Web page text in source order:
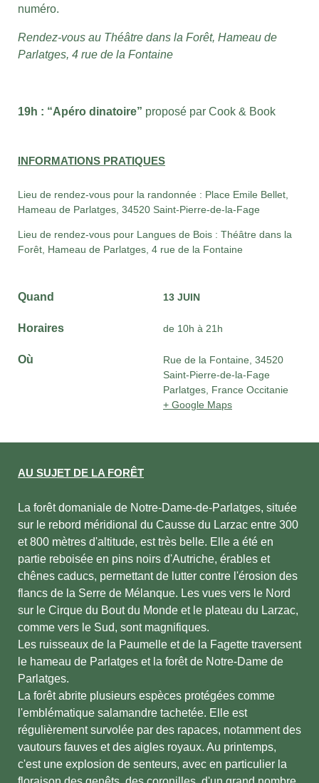
numéro.
Rendez-vous au Théâtre dans la Forêt, Hameau de
Parlatges, 4 rue de la Fontaine
19h : “Apéro dinatoire” proposé par Cook & Book
INFORMATIONS PRATIQUES
Lieu de rendez-vous pour la randonnée : Place Emile Bellet,
Hameau de Parlatges, 34520 Saint-Pierre-de-la-Fage
Lieu de rendez-vous pour Langues de Bois : Théâtre dans la
Forêt, Hameau de Parlatges, 4 rue de la Fontaine
Quand 13 JUIN
Horaires de 10h à 21h
Où
Rue de la Fontaine, 34520
Saint-Pierre-de-la-Fage
Parlatges, France Occitanie
+ Google Maps
AU SUJET DE LA FORÊT
La forêt domaniale de Notre-Dame-de-Parlatges, située
sur le rebord méridional du Causse du Larzac entre 300
et 800 mètres d'altitude, est très belle. Elle a été en
partie reboisée en pins noirs d'Autriche, érables et
chênes caducs, permettant de lutter contre l'érosion des
flancs de la Serre de Mélanque. Les vues vers le Nord
sur le Cirque du Bout du Monde et le plateau du Larzac,
comme vers le Sud, sont magnifiques.
Les ruisseaux de la Paumelle et de la Fagette traversent
le hameau de Parlatges et la forêt de Notre-Dame de
Parlatges.
La forêt abrite plusieurs espèces protégées comme
l'emblématique salamandre tachetée. Elle est
régulièrement survolée par des rapaces, notamment des
vautours fauves et des aigles royaux. Au printemps,
c'est une explosion de senteurs, avec en particulier la